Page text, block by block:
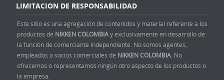
LIMITACION DE RESPONSABILIDAD
Este sitio es una agregación de contenidos y material referente a los
productos de NIKKEN COLOMBIAy exclusivamente en desarrollo de
la función de comerciante independiente. No somos agentes,
empleados o socios comerciales de NIKKEN COLOMBIA. No
ofrecemos o representamos ningún otro aspecto de los productos o
la empresa.